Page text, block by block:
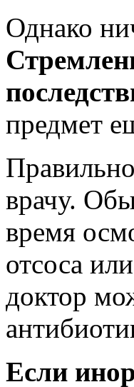
Однако
предмет
врачу.
время
отсоса
доктор
Если